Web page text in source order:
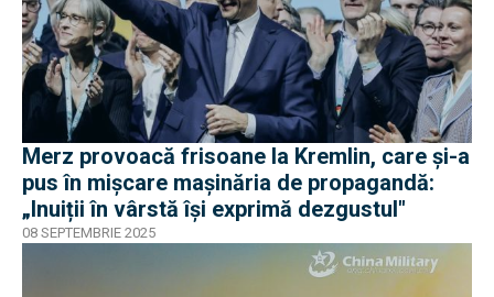
Merz provoacă frisoane la Kremlin, care și-a
pus în mișcare mașinăria de propagandă:
„Inuiții în vârstă își exprimă dezgustul"
08 SEPTEMBRIE 2025